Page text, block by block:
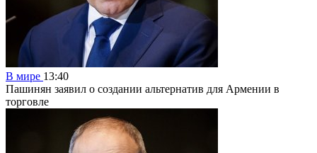
В мире 13:40
Пашинян заявил о создании альтернатив для Армении в
торговле